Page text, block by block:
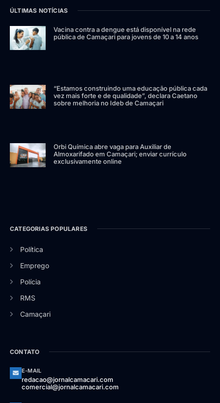
ÚLTIMAS NOTÍCIAS
Vacina contra a dengue está disponível na rede
pública de Camaçari para jovens de 10 a 14 anos
“Estamos construindo uma educação pública cada
vez mais forte e de qualidade”, declara Caetano
sobre melhoria no Ideb de Camaçari
Orbi Química abre vaga para Auxiliar de
Almoxarifado em Camaçari; enviar currículo
exclusivamente online
CATEGORIAS POPULARES
Política
Emprego
Polícia
RMS
Camaçari
CONTATO
E-MAIL
redacao@jornalcamacari.com
comercial@jornalcamacari.com